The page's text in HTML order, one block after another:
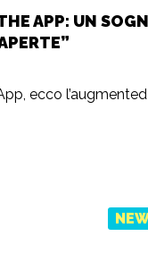
APP: UN
ecco